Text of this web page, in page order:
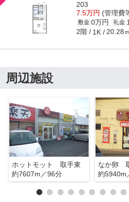
203
7.5万円 (管理費
敷金 0万円 礼金
2階 1K 20.28
周辺施設
ホットモット 取手東
約7607m／96分
なか卵
約5940m